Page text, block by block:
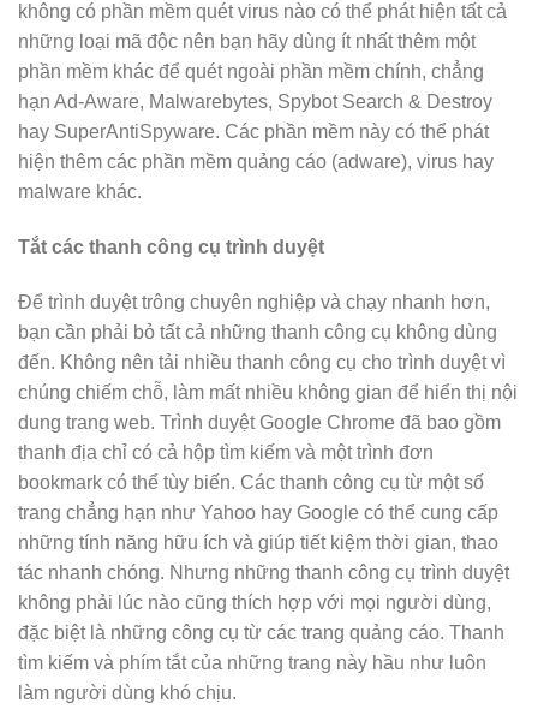
không có phần mềm quét virus nào có thể phát hiện tất cả
những loại mã độc nên bạn hãy dùng ít nhất thêm một
phần mềm khác để quét ngoài phần mềm chính, chẳng
hạn Ad-Aware, Malwarebytes, Spybot Search & Destroy
hay SuperAntiSpyware. Các phần mềm này có thể phát
hiện thêm các phần mềm quảng cáo (adware), virus hay
malware khác.
Tắt các thanh công cụ trình duyệt
Để trình duyệt trông chuyên nghiệp và chạy nhanh hơn,
bạn cần phải bỏ tất cả những thanh công cụ không dùng
đến. Không nên tải nhiều thanh công cụ cho trình duyệt vì
chúng chiếm chỗ, làm mất nhiều không gian để hiển thị nội
dung trang web. Trình duyệt Google Chrome đã bao gồm
thanh địa chỉ có cả hộp tìm kiếm và một trình đơn
bookmark có thể tùy biến. Các thanh công cụ từ một số
trang chẳng hạn như Yahoo hay Google có thể cung cấp
những tính năng hữu ích và giúp tiết kiệm thời gian, thao
tác nhanh chóng. Nhưng những thanh công cụ trình duyệt
không phải lúc nào cũng thích hợp với mọi người dùng,
đặc biệt là những công cụ từ các trang quảng cáo. Thanh
tìm kiếm và phím tắt của những trang này hầu như luôn
làm người dùng khó chịu.